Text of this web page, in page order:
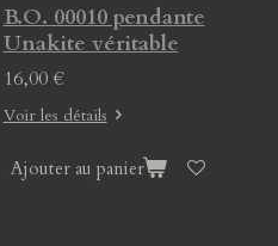
B.O. 00010 pendante
Unakite véritable
16,00 €
Voir les détails
Ajouter au panier